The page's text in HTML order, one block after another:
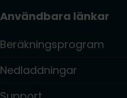
Användbara länkar
Beräkningsprogram
Nedladdningar